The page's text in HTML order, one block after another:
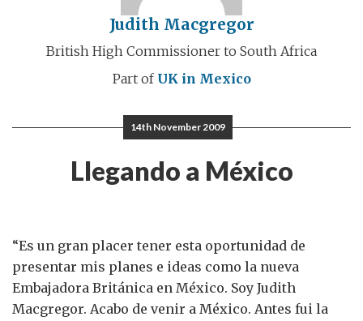
Judith Macgregor
British High Commissioner to South Africa
Part of UK in Mexico
14th November 2009
Llegando a México
“Es un gran placer tener esta oportunidad de
presentar mis planes e ideas como la nueva
Embajadora Británica en México. Soy Judith
Macgregor. Acabo de venir a México. Antes fui la